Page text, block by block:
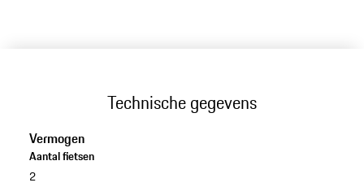
Technische gegevens
Vermogen
Aantal fietsen
2